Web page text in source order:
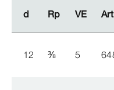
d Rp VE
d Rp VE
12 ⅜ 5